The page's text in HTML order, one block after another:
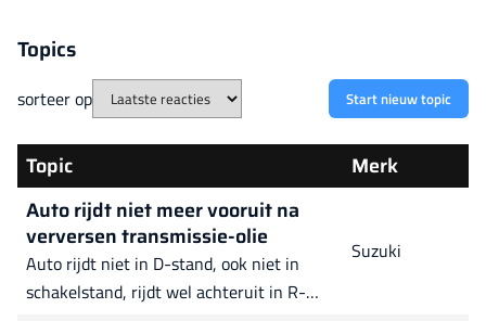
Topics
sorteer op Start nieuw topic
Topic Merk
Auto rijdt niet meer vooruit na
verversen transmissie-olie
Auto rijdt niet in D-stand, ook niet in
schakelstand, rijdt wel achteruit in R-
Suzuki